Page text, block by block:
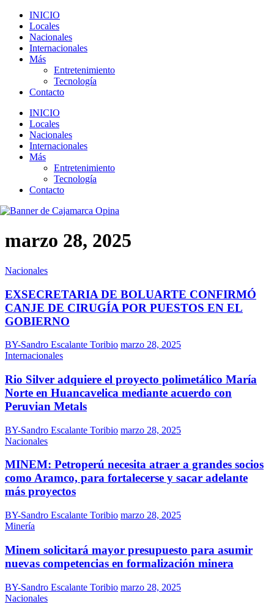
INICIO
Locales
Nacionales
Internacionales
Más
Entretenimiento
Tecnología
Contacto
INICIO
Locales
Nacionales
Internacionales
Más
Entretenimiento
Tecnología
Contacto
marzo 28, 2025
Nacionales
EXSECRETARIA DE BOLUARTE CONFIRMÓ
CANJE DE CIRUGÍA POR PUESTOS EN EL
GOBIERNO
BY-Sandro Escalante Toribio marzo 28, 2025
Internacionales
Rio Silver adquiere el proyecto polimetálico María
Norte en Huancavelica mediante acuerdo con
Peruvian Metals
BY-Sandro Escalante Toribio marzo 28, 2025
Nacionales
MINEM: Petroperú necesita atraer a grandes socios
como Aramco, para fortalecerse y sacar adelante
más proyectos
BY-Sandro Escalante Toribio marzo 28, 2025
Minería
Minem solicitará mayor presupuesto para asumir
nuevas competencias en formalización minera
BY-Sandro Escalante Toribio marzo 28, 2025
Nacionales